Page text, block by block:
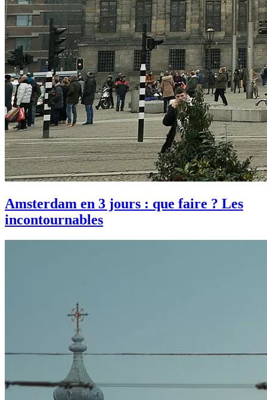
Amsterdam en 3 jours : que faire ? Les
incontournables